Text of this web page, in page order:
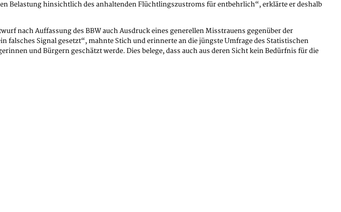
Belastung hinsichtlich des anhaltenden Flüchtlingszustroms für entbehrlich“, erklärte er deshalb
nach Auffassung des BBW auch Ausdruck eines generellen Misstrauens gegenüber der
Signal gesetzt“, mahnte Stich und erinnerte an die jüngste Umfrage des Statistischen
und Bürgern geschätzt werde. Dies belege, dass auch aus deren Sicht kein Bedürfnis für die